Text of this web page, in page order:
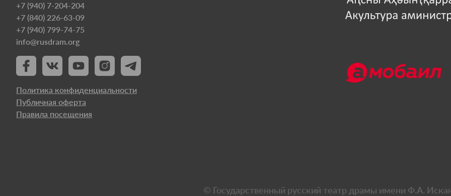
+7 (940) 7-204-204
+7 (840) 226-63-09
+7 (940) 799-74-75
info@rusdram.org
Политика конфиденциальности
Публичная оферта
Правила посещения
© Государственный русский театр драмы имени Ф.А.